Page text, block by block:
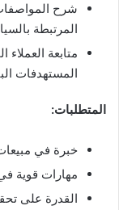
شرح
المرتبطة
متابعة
المستهدفات
المتطلبات:
خبرة في
مهارات قوية في
القدرة على